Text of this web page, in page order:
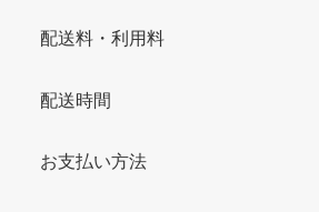
配送料・利用料
配送時間
お支払い方法